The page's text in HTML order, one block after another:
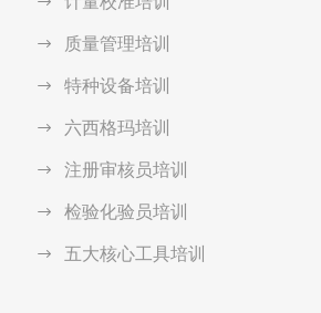
质量管理培训
特种设备培训
六西格玛培训
注册审核员培训
检验化验员培训
五大核心工具培训